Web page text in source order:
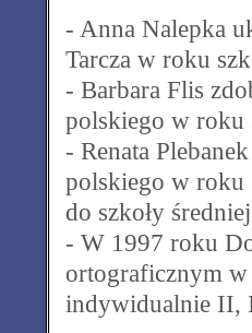
- Anna Nalepka
Tarcza w roku
- Barbara Flis
polskiego w roku
- Renata
polskiego w roku
do szkoły średniej
- W 1997 roku
ortograficznym w
indywidualnie